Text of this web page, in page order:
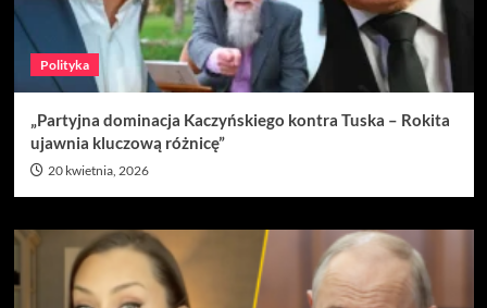
Polityka
„Partyjna dominacja Kaczyńskiego kontra Tuska – Rokita
ujawnia kluczową różnicę”
20 kwietnia, 2026